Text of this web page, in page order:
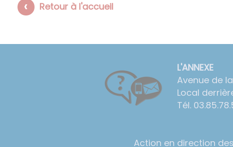
Retour à l'accueil
L'ANNEXE
Avenue de
Local
Tél.
Action en direction